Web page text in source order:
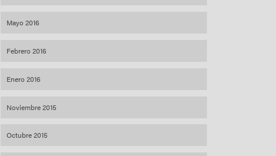
Mayo 2016
Febrero 2016
Enero 2016
Noviembre 2015
Octubre 2015